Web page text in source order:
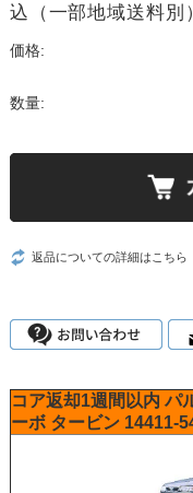
込（一部地域送料別
価格:
数量:
返品についての詳細はこちら
コア返却1週間以内 パ
ーボ タービン 14411-